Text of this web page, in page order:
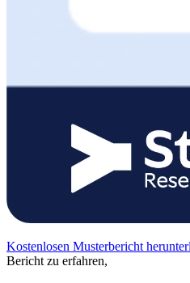
Kostenlosen Musterbericht
Bericht zu erfahren,